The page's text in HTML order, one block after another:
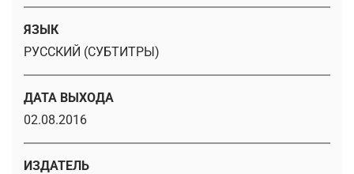
ЯЗЫК
РУССКИЙ (СУБТИТРЫ)
ДАТА ВЫХОДА
02.08.2016
ИЗДАТЕЛЬ